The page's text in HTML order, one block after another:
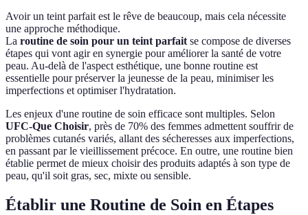
Avoir un teint parfait est le rêve de beaucoup, mais cela nécessite
une approche méthodique.
La routine de soin pour un teint parfaitse compose de diverses
étapes qui vont agir en synergie pour améliorer la santé de votre
peau. Au-delà de l'aspect esthétique, une bonne routine est
essentielle pour préserver la jeunesse de la peau, minimiser les
imperfections et optimiser l'hydratation.
Les enjeux d'une routine de soin efficace sont multiples. Selon
UFC-Que Choisir, près de 70% des femmes admettent souffrir de
problèmes cutanés variés, allant des sécheresses aux imperfections,
en passant par le vieillissement précoce. En outre, une routine bien
établie permet de mieux choisir des produits adaptés à son type de
peau, qu'il soit gras, sec, mixte ou sensible.
Établir une Routine de Soin en Étapes